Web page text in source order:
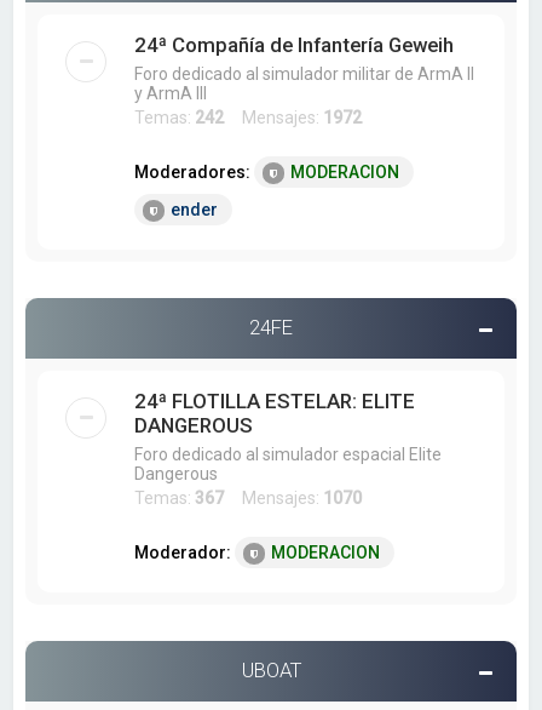
24ª Compañía de Infantería Geweih
Foro dedicado al simulador militar de ArmA II
y ArmA III
Temas: 242Mensajes: 1972
Moderadores:
MODERACION
ender
24FE
24ª FLOTILLA ESTELAR: ELITE
DANGEROUS
Foro dedicado al simulador espacial Elite
Dangerous
Temas: 367Mensajes: 1070
Moderador: MODERACION
UBOAT